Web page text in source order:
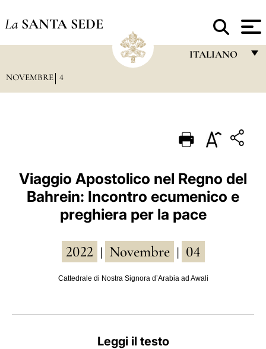
La SANTA SEDE
ITALIANO
PORTUGUÊS
DEUTSCH
POLSKI
العربيّة
中文
NOVEMBRE 4
Viaggio Apostolico nel Regno del
Bahrein: Incontro ecumenico e
preghiera per la pace
2022 Novembre 04
Cattedrale di Nostra Signora d’Arabia ad Awali
Leggi il testo